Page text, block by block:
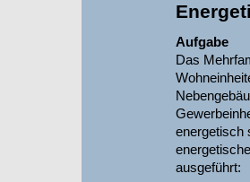
Aufgabe
Das
energetisch
ausgeführt: